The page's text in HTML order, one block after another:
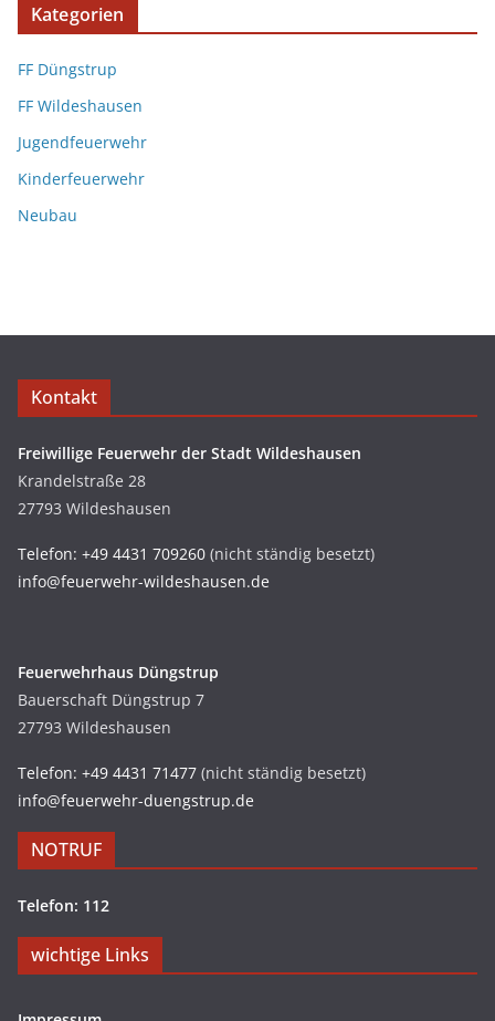
Kategorien
FF Düngstrup
FF Wildeshausen
Jugendfeuerwehr
Kinderfeuerwehr
Neubau
Kontakt
Freiwillige Feuerwehr der Stadt Wildeshausen
Krandelstraße 28
27793 Wildeshausen
Telefon: +49 4431 709260 (nicht ständig besetzt)
info@feuerwehr-wildeshausen.de
Feuerwehrhaus Düngstrup
Bauerschaft Düngstrup 7
27793 Wildeshausen
Telefon: +49 4431 71477 (nicht ständig besetzt)
info@feuerwehr-duengstrup.de
NOTRUF
Telefon: 112
wichtige Links